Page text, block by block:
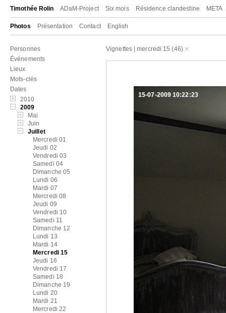
Timothée Rolin ADaM-Project Six mois Résidence clandestine META
Photos Présentation Contact English
Personnes
Événements
Lieux
Mots-clés
Dates
2010
2009
Mai
Juin
Juillet
Mercredi 01
Jeudi 02
Vendredi 03
Samedi 04
Dimanche 05
Lundi 06
Mardi 07
Mercredi 08
Jeudi 09
Vendredi 10
Samedi 11
Dimanche 12
Lundi 13
Mardi 14
Mercredi 15
Jeudi 16
Vendredi 17
Samedi 18
Dimanche 19
Lundi 20
Mardi 21
Mercredi 22
Vignettes|mercredi 15 (46)
15-07-2009 10:22:23